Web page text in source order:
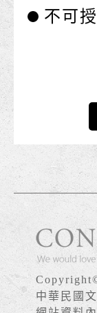
不可
中華民國